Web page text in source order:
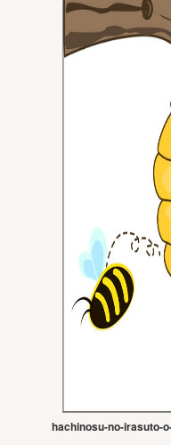
hachinosu-no-irasuto-